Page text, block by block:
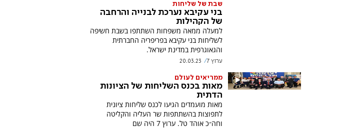
שבת של שליחות
בני עקיבא נערכת לבנייה והרחבה
של הקהילות
למעלה ממאה משפחות השתתפו בשבת חשיפה
לשליחות בני עקיבא בפריפריה החברתית
והגאוגרפית במדינת ישראל.
ערוץ 7 20.03.23
ממריאים לעולם
מאות בכנס השליחות של הציונות
הדתית
מאות מועמדים הגיעו לכנס שליחות ציונית
לתפוצות בהשתתפות שר העליה והקליטה
וחה״כ אוהד טל. ערוץ 7 היה שם